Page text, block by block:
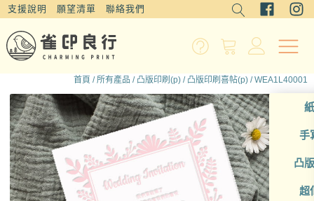
支援說明 願望清單 聯絡我們
手
凸
超
首頁 /所有產品 / 凸版印刷(p) / 凸版印刷喜帖(p) / WEA1L40001